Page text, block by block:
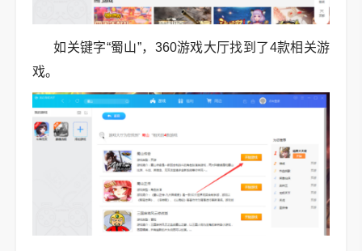
如关键字“蜀山”，360游戏大厅找到了4款相关游
戏。